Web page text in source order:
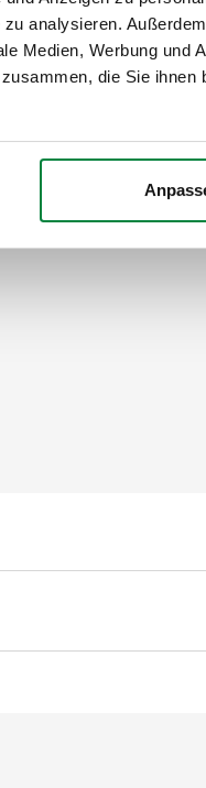
analysieren.
Medien, Werbung und
die Sie